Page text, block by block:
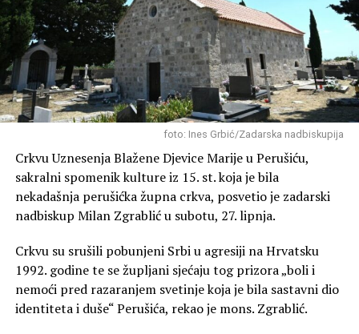
foto: Ines Grbić/Zadarska nadbiskupija
Crkvu Uznesenja Blažene Djevice Marije u Perušiću,
sakralni spomenik kulture iz 15. st. koja je bila
nekadašnja perušićka župna crkva, posvetio je zadarski
nadbiskup Milan Zgrablić u subotu, 27. lipnja.
Crkvu su srušili pobunjeni Srbi u agresiji na Hrvatsku
1992. godine te se župljani sjećaju tog prizora „boli i
nemoći pred razaranjem svetinje koja je bila sastavni dio
identiteta i duše“ Perušića, rekao je mons. Zgrablić.